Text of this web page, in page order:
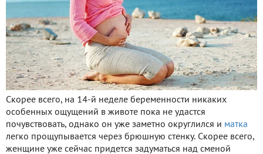
Скорее всего, на 14-й неделе беременности никаких
особенных ощущений в животе пока не удастся
почувствовать, однако он уже заметно округлился и матка
легко прощупывается через брюшную стенку. Скорее всего,
женщине уже сейчас придется задуматься над сменой